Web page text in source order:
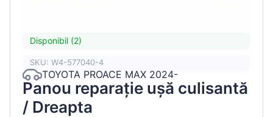
Disponibil (2)
SKU: W4-577040-4
TOYOTA PROACE MAX 2024-
Panou reparație ușă culisantă
/ Dreapta